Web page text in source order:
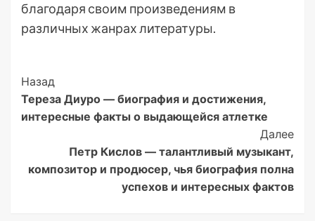
благодаря своим произведениям в
различных жанрах литературы.
Post
Navigation
Назад
Тереза Диуро — биография и достижения,
интересные факты о выдающейся атлетке
Далее
Петр Кислов — талантливый музыкант,
композитор и продюсер, чья биография полна
успехов и интересных фактов